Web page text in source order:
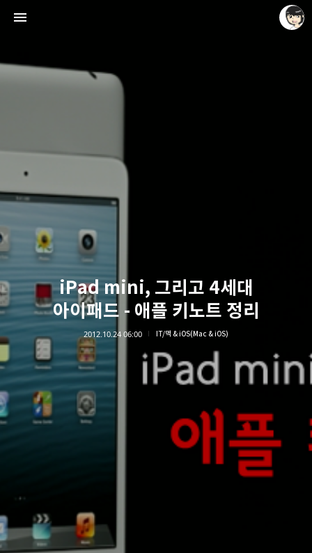
iPad mini, 그리고 4세대
아이패드 - 애플 키노트 정리
2012.10.24 06:00 IT/맥 & iOS(Mac & iOS)